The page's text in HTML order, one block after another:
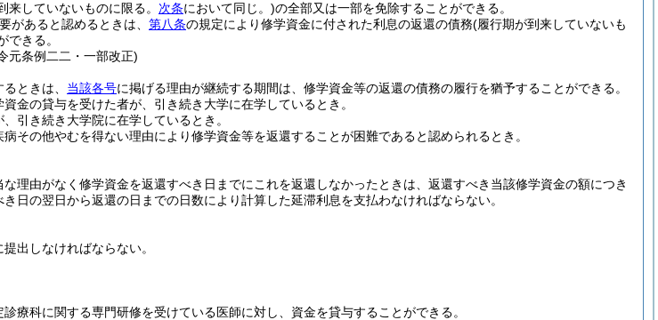
来していないものに限る。 次条において同じ。)の全部又は一部を免除することができる。
があると認めるときは、 第八条の規定により修学資金に付された利息の返還の債務(履行期が到来していないも
できる。
元条例二二・一部改正)
ときは、 当該各号に掲げる理由が継続する期間は、修学資金等の返還の債務の履行を猶予することができる。
金の貸与を受けた者が、引き続き大学に在学しているとき。
引き続き大学院に在学しているとき。
その他やむを得ない理由により修学資金等を返還することが困難であると認められるとき。
理由がなく修学資金を返還すべき日までにこれを返還しなかったときは、返還すべき当該修学資金の額につき
日の翌日から返還の日までの日数により計算した延滞利息を支払わなければならない。
出しなければならない。
療科に関する専門研修を受けている医師に対し、資金を貸与することができる。